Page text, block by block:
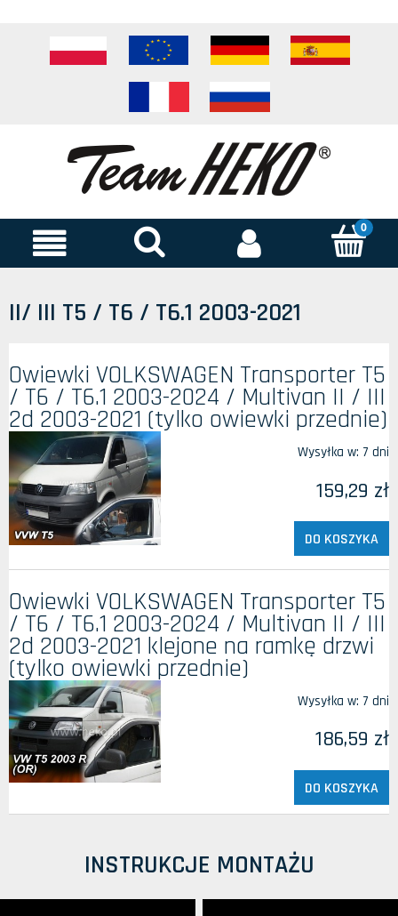
II/ III T5 / T6 / T6.1 2003-2021
Owiewki VOLKSWAGEN Transporter T5
/ T6 / T6.1 2003-2024 / Multivan II / III
2d 2003-2021 (tylko owiewki przednie)
Wysyłka w: 7 dni
159,29 zł
DO KOSZYKA
Owiewki VOLKSWAGEN Transporter T5
/ T6 / T6.1 2003-2024 / Multivan II / III
2d 2003-2021 klejone na ramkę drzwi
(tylko owiewki przednie)
Wysyłka w: 7 dni
186,59 zł
DO KOSZYKA
INSTRUKCJE MONTAŻU